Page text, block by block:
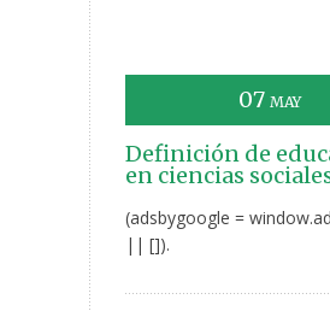
07 MAY
Definición de
en ciencias
(adsbygoogle =
|| []).